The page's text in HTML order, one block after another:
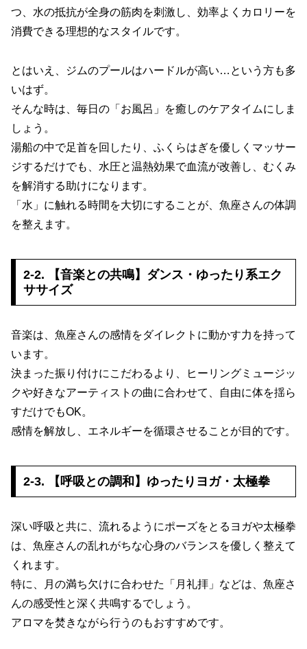
つ、水の抵抗が全身の筋肉を刺激し、効率よくカロリーを
消費できる理想的なスタイルです。
とはいえ、ジムのプールはハードルが高い…という方も多
いはず。
そんな時は、毎日の「お風呂」を癒しのケアタイムにしま
しょう。
湯船の中で足首を回したり、ふくらはぎを優しくマッサー
ジするだけでも、水圧と温熱効果で血流が改善し、むくみ
を解消する助けになります。
「水」に触れる時間を大切にすることが、魚座さんの体調
を整えます。
2-2. 【音楽との共鳴】ダンス・ゆったり系エク
ササイズ
音楽は、魚座さんの感情をダイレクトに動かす力を持って
います。
決まった振り付けにこだわるより、ヒーリングミュージッ
クや好きなアーティストの曲に合わせて、自由に体を揺ら
すだけでもOK。
感情を解放し、エネルギーを循環させることが目的です。
2-3. 【呼吸との調和】ゆったりヨガ・太極拳
深い呼吸と共に、流れるようにポーズをとるヨガや太極拳
は、魚座さんの乱れがちな心身のバランスを優しく整えて
くれます。
特に、月の満ち欠けに合わせた「月礼拝」などは、魚座さ
んの感受性と深く共鳴するでしょう。
アロマを焚きながら行うのもおすすめです。